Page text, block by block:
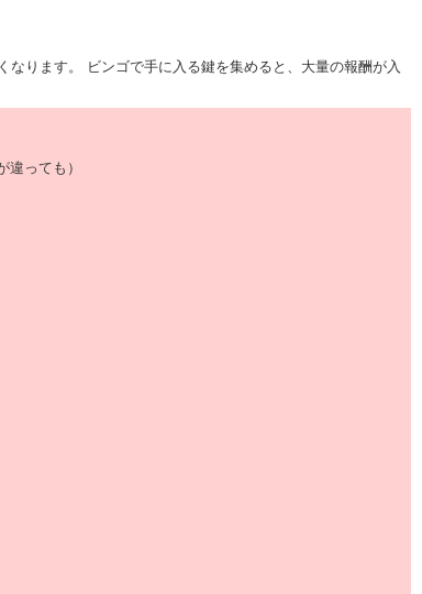
ります。 ビンゴで手に入る鍵を集めると、大量の報酬が入
っても）